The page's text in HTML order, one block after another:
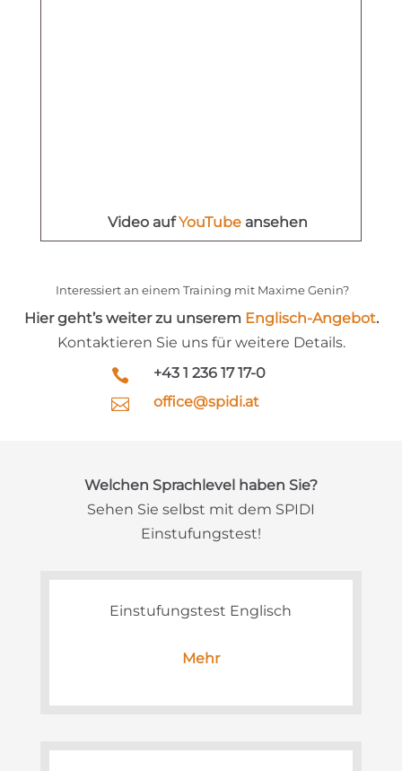
Video aufYouTubeansehen
Interessiert an einem Training mit Maxime Genin?
Hier geht’s weiter zu unserem Englisch-Angebot.
Kontaktieren Sie uns für weitere Details.
 +43 1 236 17 17-0
 office@spidi.at
Welchen Sprachlevel haben Sie?
Sehen Sie selbst mit dem SPIDI
Einstufungstest!
Einstufungstest Englisch
Mehr